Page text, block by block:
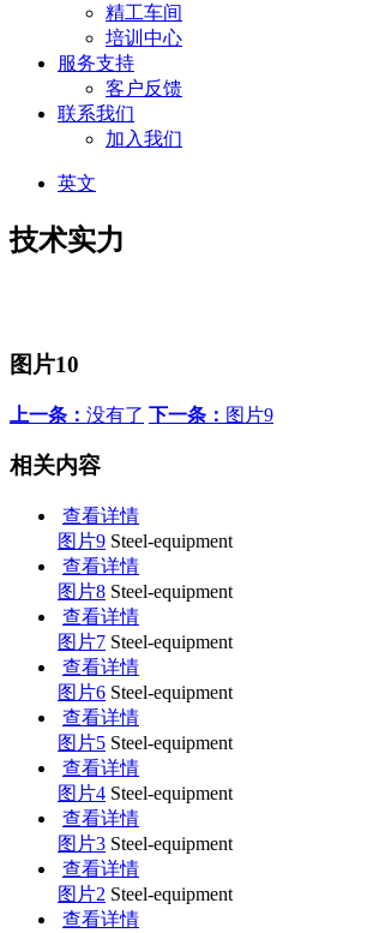
精工车间
培训中心
服务支持
客户反馈
联系我们
加入我们
英文
技术实力
图片10
上一条： 没有了 下一条： 图片9
相关内容
查看详情
图片9 Steel-equipment
查看详情
图片8 Steel-equipment
查看详情
图片7 Steel-equipment
查看详情
图片6 Steel-equipment
查看详情
图片5 Steel-equipment
查看详情
图片4 Steel-equipment
查看详情
图片3 Steel-equipment
查看详情
图片2 Steel-equipment
查看详情